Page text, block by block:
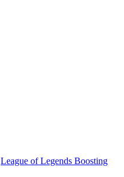
League of Legends Boosting